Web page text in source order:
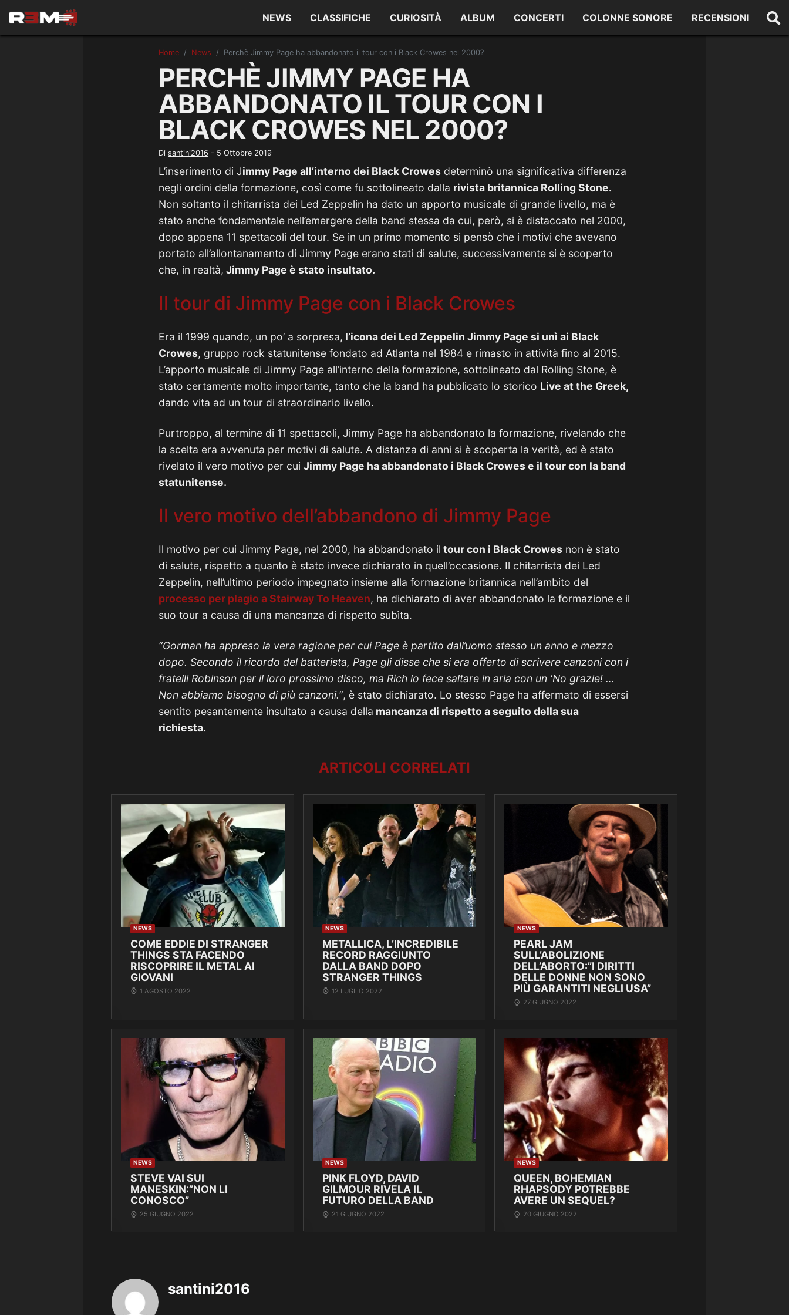
NEWS CLASSIFICHE CURIOSITÀ ALBUM CONCERTI COLONNE SONORE RECENSIONI
Home News Perchè Jimmy Page ha abbandonato il tour con i Black Crowes nel 2000?
PERCHÈ JIMMY PAGE HA
ABBANDONATO IL TOUR CON I
BLACK CROWES NEL 2000?
Di santini2016 - 5 Ottobre 2019
L’inserimento di Jimmy Page all’interno dei Black Crowes determinò una significativa differenza
negli ordini della formazione, così come fu sottolineato dalla rivista britannica Rolling Stone.
Non soltanto il chitarrista dei Led Zeppelin ha dato un apporto musicale di grande livello, ma è
stato anche fondamentale nell’emergere della band stessa da cui, però, si è distaccato nel 2000,
dopo appena 11 spettacoli del tour. Se in un primo momento si pensò che i motivi che avevano
portato all’allontanamento di Jimmy Page erano stati di salute, successivamente si è scoperto
che, in realtà, Jimmy Page è stato insultato.
Il tour di Jimmy Page con i Black Crowes
Era il 1999 quando, un po’ a sorpresa, l’icona dei Led Zeppelin Jimmy Page si unì ai Black
Crowes, gruppo rock statunitense fondato ad Atlanta nel 1984 e rimasto in attività fino al 2015.
L’apporto musicale di Jimmy Page all’interno della formazione, sottolineato dal Rolling Stone, è
stato certamente molto importante, tanto che la band ha pubblicato lo storico Live at the Greek,
dando vita ad un tour di straordinario livello.
Purtroppo, al termine di 11 spettacoli, Jimmy Page ha abbandonato la formazione, rivelando che
la scelta era avvenuta per motivi di salute. A distanza di anni si è scoperta la verità, ed è stato
rivelato il vero motivo per cui Jimmy Page ha abbandonato i Black Crowes e il tour con la band
statunitense.
Il vero motivo dell’abbandono di Jimmy Page
Il motivo per cui Jimmy Page, nel 2000, ha abbandonato il tour con i Black Crowes non è stato
di salute, rispetto a quanto è stato invece dichiarato in quell’occasione. Il chitarrista dei Led
Zeppelin, nell’ultimo periodo impegnato insieme alla formazione britannica nell’ambito del
processo per plagio a Stairway To Heaven, ha dichiarato di aver abbandonato la formazione e il
suo tour a causa di una mancanza di rispetto subìta.
“Gorman ha appreso la vera ragione per cui Page è partito dall’uomo stesso un anno e mezzo
dopo. Secondo il ricordo del batterista, Page gli disse che si era offerto di scrivere canzoni con i
fratelli Robinson per il loro prossimo disco, ma Rich lo fece saltare in aria con un ‘No grazie! …
Non abbiamo bisogno di più canzoni.”, è stato dichiarato. Lo stesso Page ha affermato di essersi
sentito pesantemente insultato a causa della mancanza di rispetto a seguito della sua
richiesta.
ARTICOLI CORRELATI
NEWS
COME EDDIE DI STRANGER
THINGS STA FACENDO
RISCOPRIRE IL METAL AI
GIOVANI
1 AGOSTO 2022
NEWS
METALLICA, L’INCREDIBILE
RECORD RAGGIUNTO
DALLA BAND DOPO
STRANGER THINGS
12 LUGLIO 2022
NEWS
PEARL JAM
SULL’ABOLIZIONE
DELL’ABORTO:”I DIRITTI
DELLE DONNE NON SONO
PIÙ GARANTITI NEGLI USA”
27 GIUGNO 2022
NEWS
STEVE VAI SUI
MANESKIN:”NON LI
CONOSCO”
25 GIUGNO 2022
NEWS
PINK FLOYD, DAVID
GILMOUR RIVELA IL
FUTURO DELLA BAND
21 GIUGNO 2022
NEWS
QUEEN, BOHEMIAN
RHAPSODY POTREBBE
AVERE UN SEQUEL?
20 GIUGNO 2022
santini2016